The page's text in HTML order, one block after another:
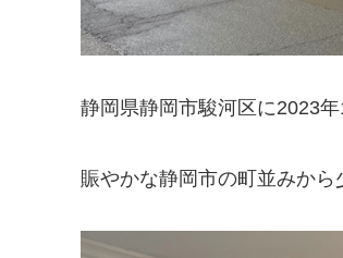
静岡県静岡市駿河区に2023
賑やかな静岡市の町並みから